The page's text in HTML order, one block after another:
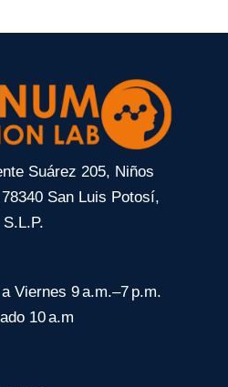
Suárez 205, Niños
San Luis Potosí,
S.L.P.
Viernes 9 a.m.–7 p.m.
10 a.m